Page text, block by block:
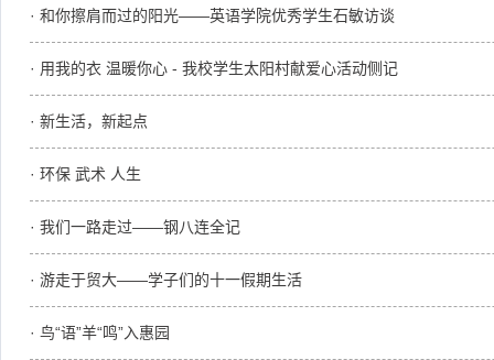
· 和你擦肩而过的阳光——英语学院优秀学生石敏访谈
· 用我的衣 温暖你心 - 我校学生太阳村献爱心活动侧记
· 新生活，新起点
· 环保 武术 人生
· 我们一路走过――钢八连全记
· 游走于贸大——学子们的十一假期生活
· 鸟“语”羊“鸣”入惠园